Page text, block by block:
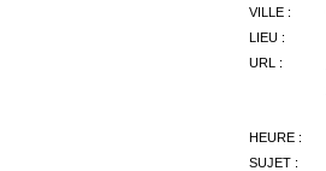
VILLE :
LIEU :
URL :
HEURE :
SUJET :